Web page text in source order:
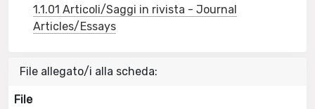
1.1.01 Articoli/Saggi in rivista - Journal
Articles/Essays
File allegato/i alla scheda:
File